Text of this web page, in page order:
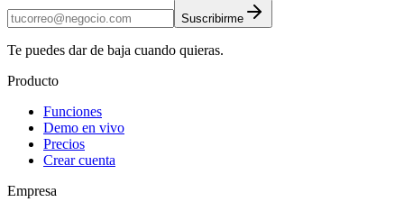
Suscribirme
Te puedes dar de baja cuando quieras.
Producto
Funciones
Demo en vivo
Precios
Crear cuenta
Empresa